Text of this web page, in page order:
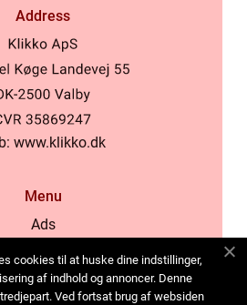
Address
www.klikko.dk
Menu
Ads
Cookies
Contact
cookies til at huske dine indstillinger,
af indhold og annoncer. Denne
Ved fortsat brug af websiden